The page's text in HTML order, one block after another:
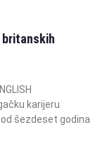
karijeru
šezdeset godina